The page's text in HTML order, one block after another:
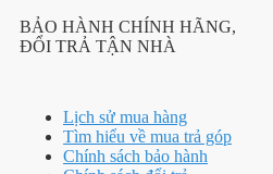
BẢO HÀNH CHÍNH HÃNG,
ĐỔI TRẢ TẬN NHÀ
Lịch sử mua hàng
Tìm hiểu về mua trả góp
Chính sách bảo hành